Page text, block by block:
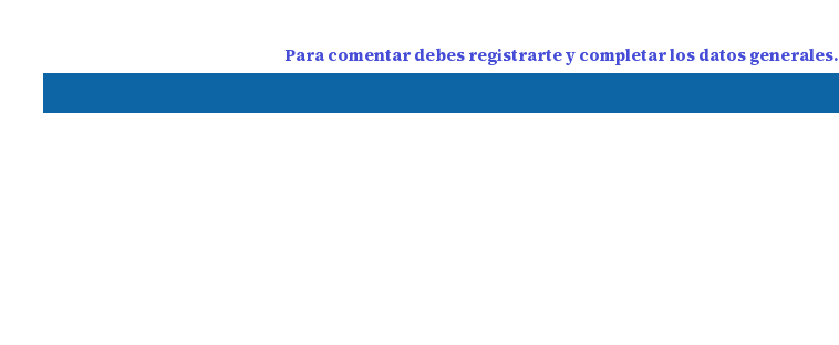
Para comentar debes registrarte y completar los datos generales.